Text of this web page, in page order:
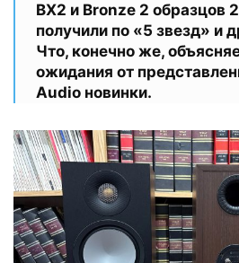
BX2 и Bronze 2 образцов
получили по «5 звезд» и
Что, конечно же,
ожидания от
Audio новинки.